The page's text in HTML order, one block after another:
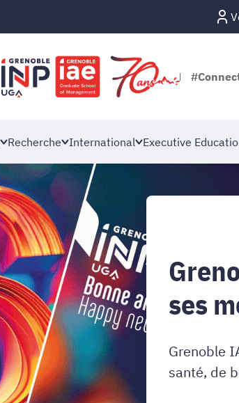
Recherche International Executive
ses
Grenoble
santé, de